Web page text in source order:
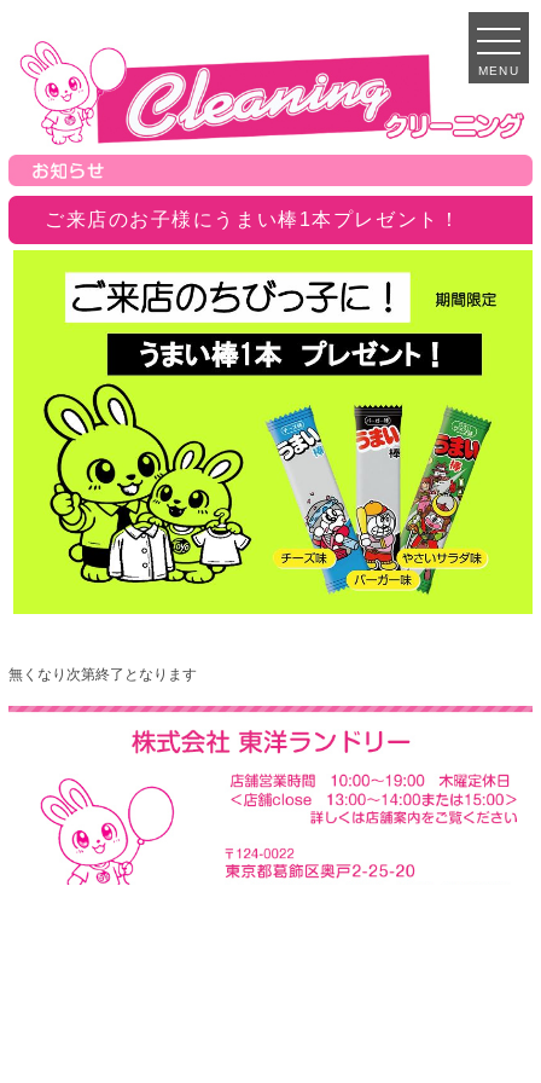
MENU
ご来店のお子様にうまい棒1本プレゼント！
無くなり次第終了となります